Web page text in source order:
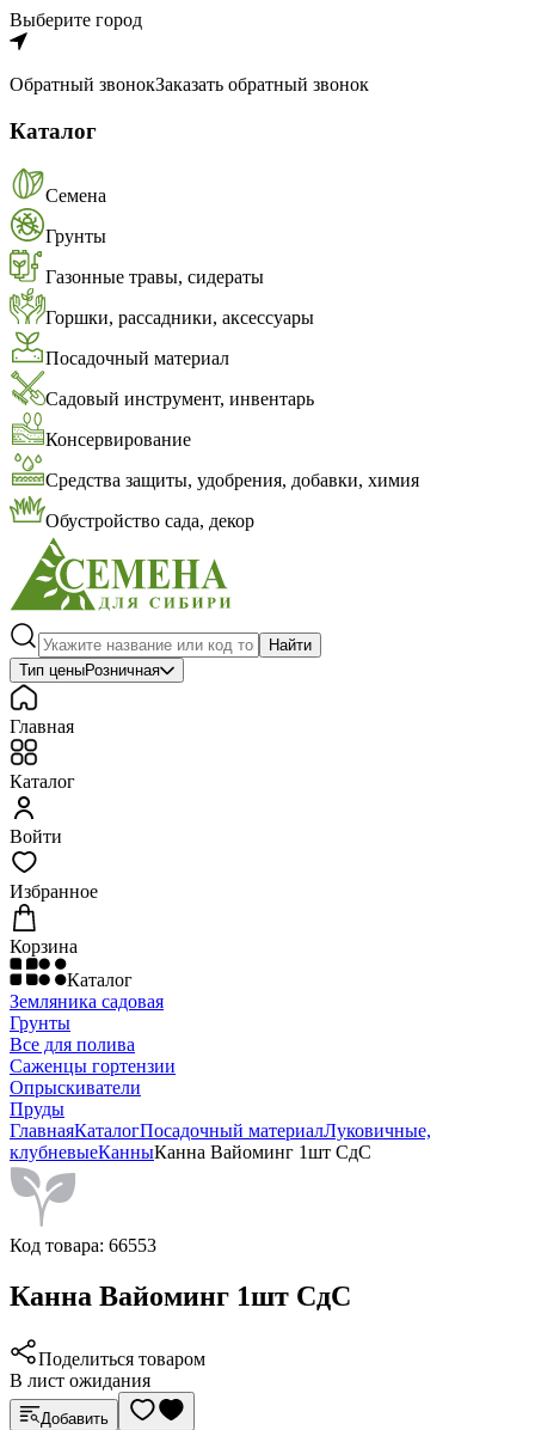
Выберите город
Обратный звонокЗаказать обратный звонок
Каталог
Семена
Грунты
Газонные травы, сидераты
Горшки, рассадники, аксессуары
Посадочный материал
Садовый инструмент, инвентарь
Консервирование
Средства защиты, удобрения, добавки, химия
Обустройство сада, декор
Найти
Тип ценыРозничная
Главная
Каталог
Войти
Избранное
Корзина
Каталог
Земляника садовая
Грунты
Все для полива
Саженцы гортензии
Опрыскиватели
Пруды
ГлавнаяКаталогПосадочный материалЛуковичные,
клубневыеКанныКанна Вайоминг 1шт СдС
Код товара: 66553
Канна Вайоминг 1шт СдС
Поделиться товаром
В лист ожидания
Добавить